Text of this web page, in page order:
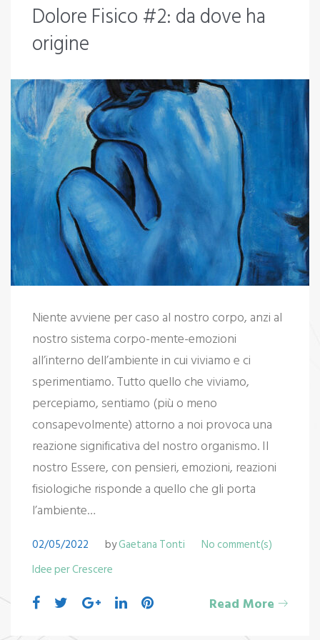
Maggio
2022
Dolore Fisico #2: da dove ha
origine
Niente avviene per caso al nostro corpo, anzi al
nostro sistema corpo-mente-emozioni
all’interno dell’ambiente in cui viviamo e ci
sperimentiamo. Tutto quello che viviamo,
percepiamo, sentiamo (più o meno
consapevolmente) attorno a noi provoca una
reazione significativa del nostro organismo. Il
nostro Essere, con pensieri, emozioni, reazioni
fisiologiche risponde a quello che gli porta
l’ambiente…
02/05/2022 byGaetana Tonti
No comment(s)
Idee per Crescere
Facebook
TwitterGoogle+
LinkedInPinterest Read More